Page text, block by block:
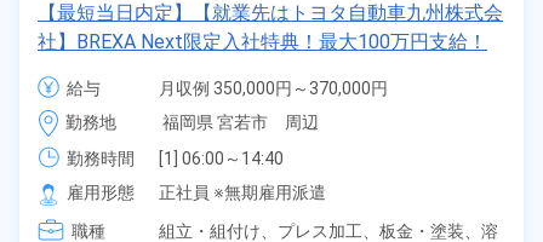
期間従業員
こだわり 選択してください
タグ 選択してください
【最短当日内定】【就業先はトヨタ自動車九州株式会
社】BREXA Next限定入社特典！最大100万円支給！
寮費無料！昇給＆業績賞与あり！相当支給★大手自動
車メーカーで車の組立・溶接・塗装作業！未経験歓迎
♪昇給＆業績賞与など各種手当も充実！備品付き1R寮
完備♪カバン一つで赴任OK！20代～30代の男女活躍
中！格安食堂あり♪生活支援物資事前対応可◎《福岡
県宮若市》
給与
月収例 350,000円～370,000円
給与 255,000円～255,000円
勤務地
福岡県 宮若市　周辺
勤務時間
[1] 06:00～14:40
[2] 16:00～00:40
[3] 16:30～01:10
[4] 15:20～00:00
雇用形態
正社員 ※無期雇用派遣
職種
組立・組付け、 プレス加工、 板金・塗装、 溶